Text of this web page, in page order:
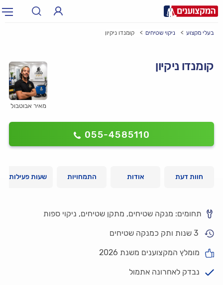
עיר: תל אביב, חיפה…
בעלי מקצוע ניקוי שטיחים קומנדו ניקיון
מאיר אבוטבול
קומנדו ניקיון
055-4585110
חוות דעת אודות התמחויות שעות פעילות
תחומים: מנקה שטיחים, מתקן שטיחים, ניקוי ספות
3 שנות ותק כמנקה שטיחים
מומלץ המקצוענים משנת 2026
נבדק לאחרונה אתמול